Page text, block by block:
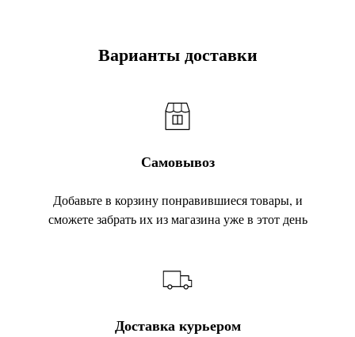
Варианты доставки
Самовывоз
Добавьте в корзину понравившиеся товары, и
сможете забрать их из магазина уже в этот день
Доставка курьером